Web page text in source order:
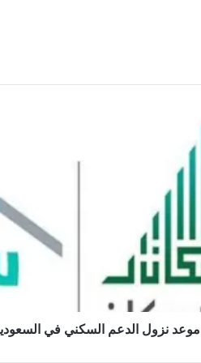
موعد نزول الدعم السكني في السعودية